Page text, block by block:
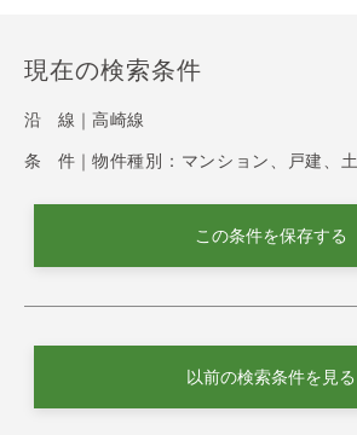
現在の検索条件
沿 線｜ 高崎線
条 件｜ 物件種別：マンション、戸建、
この条件を保存する
以前の検索条件を見る